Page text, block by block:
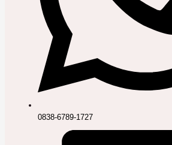
0838-6789-1727